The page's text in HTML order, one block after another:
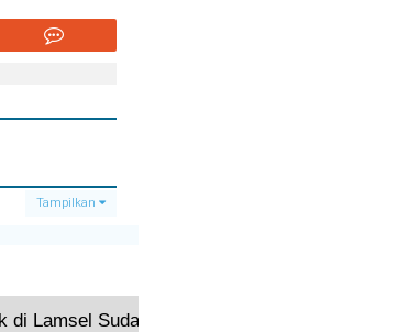
Tampilkan
Lamsel Sudah ikuti Khitan Gratis